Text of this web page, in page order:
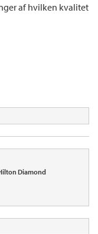
af hvilken kvalitet
Diamond